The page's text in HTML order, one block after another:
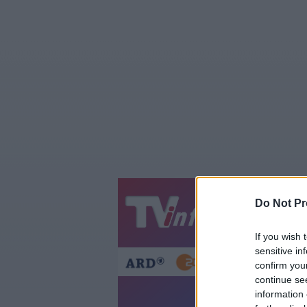
Do Not
If you wish
sensitive
confirm
continue
information
Jetzt